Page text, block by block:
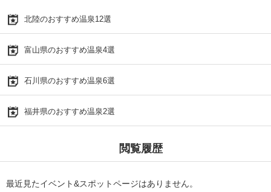
北陸のおすすめ温泉12選
富山県のおすすめ温泉4選
石川県のおすすめ温泉6選
福井県のおすすめ温泉2選
閲覧履歴
最近見たイベント&スポットページはありません。